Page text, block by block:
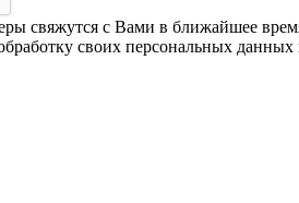
свяжутся с Вами в ближайшее
своих персональных данных